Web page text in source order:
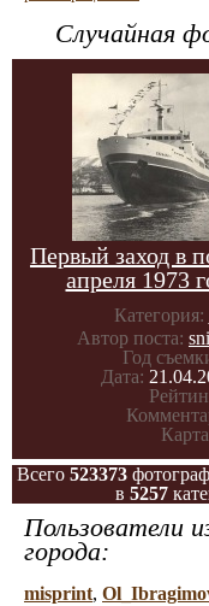
Случайная
Первый заход в
апреля 1973
Категория:
Автор поста:
Год
Дата:
Всего 523373
в 5257
Пользователи
города:
misprint,